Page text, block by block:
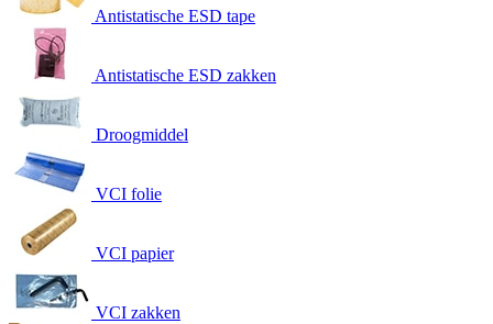
Antistatische ESD tape
Antistatische ESD zakken
Droogmiddel
VCI folie
VCI papier
VCI zakken